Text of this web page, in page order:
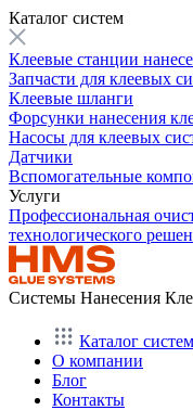
Каталог систем
Клеевые станции
Запчасти для клеевых
Клеевые шланги
Форсунки нанесения
Насосы для клеевых
Датчики
Вспомогательные
Услуги
Профессиональная
технологического
Системы Нанесения
Каталог систем
О компании
Блог
Контакты